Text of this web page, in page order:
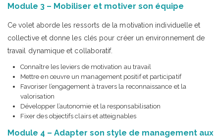
Module 3 – Mobiliser et motiver son équipe
Ce volet aborde les ressorts de la motivation individuelle et
collective et donne les clés pour créer un environnement de
travail dynamique et collaboratif.
Connaître les leviers de motivation au travail
Mettre en œuvre un management positif et participatif
Favoriser l’engagement à travers la reconnaissance et la
valorisation
Développer l’autonomie et la responsabilisation
Fixer des objectifs clairs et atteignables
Module 4 – Adapter son style de management aux